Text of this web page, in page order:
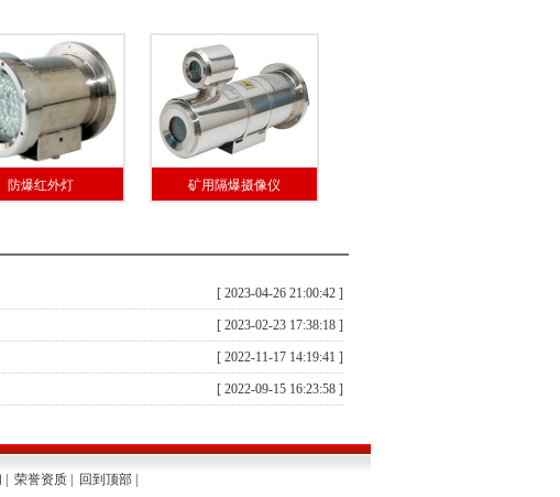
防爆红外灯 矿用隔爆摄像仪
[ 2023-04-26 21:00:42 ]
[ 2023-02-23 17:38:18 ]
[ 2022-11-17 14:19:41 ]
[ 2022-09-15 16:23:58 ]
荣誉资质| 回到顶部|